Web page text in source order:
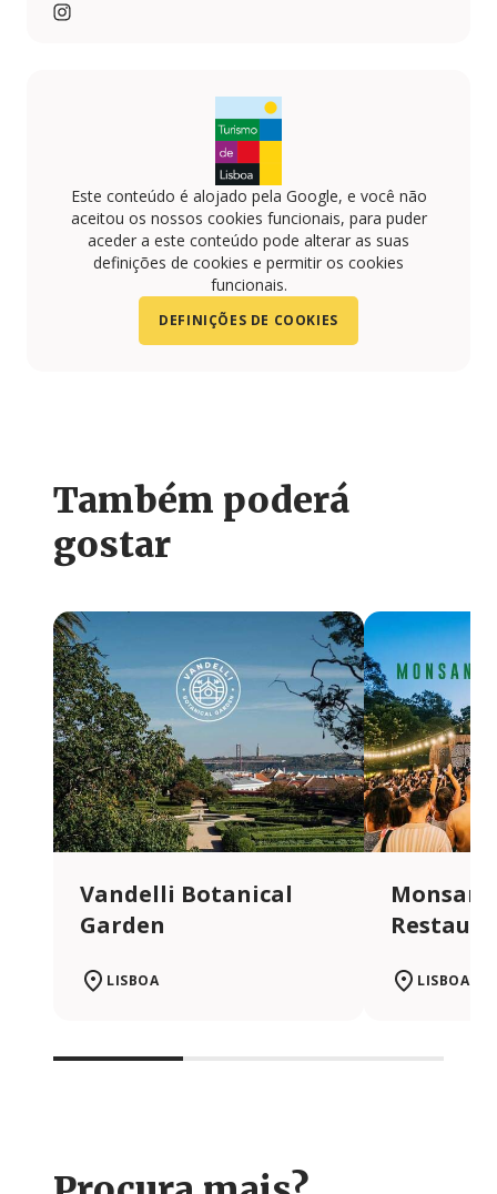
Este conteúdo é alojado pela Google, e você não
aceitou os nossos cookies funcionais, para puder
aceder a este conteúdo pode alterar as suas
definições de cookies e permitir os cookies
funcionais.
DEFINIÇÕES DE COOKIES
Também poderá
gostar
Vandelli Botanical
Garden
LISBOA LISBOA